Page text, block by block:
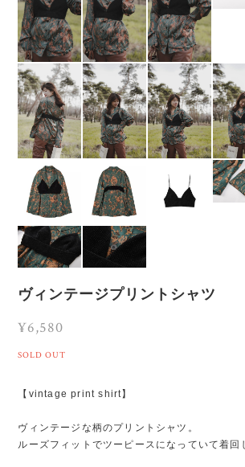
ヴィンテージプリントシャツ
¥6,580
SOLD OUT
【vintage print shirt】
ヴィンテージな柄のプリントシャツ。
ルーズフィットでツーピースになっていて着回